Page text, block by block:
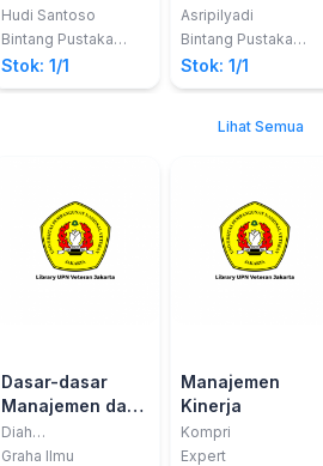
Terhadap Salah
Satu Media
Massa di Bogor)
Hudi Santoso
Bintang Pustaka
Madani
Stok: 1/1
Berita
Asripilyadi
Bintang Pustaka
Madani
Stok: 1/1
Lihat Semua
Dasar-dasar
Manajemen dan
Bisnis
Diah
Pradiatiningtyas, S.E.,
Graha Ilmu
Manajemen
Kinerja
Kompri
Expert